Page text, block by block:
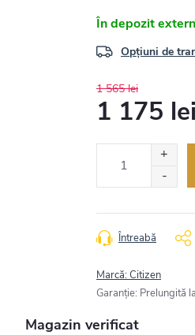
În depozit extern
Opțiuni de
1 565 lei
1 175 lei
Întreabă
Marcă:Citizen
Garanţie: Prelungită
Magazin verificat